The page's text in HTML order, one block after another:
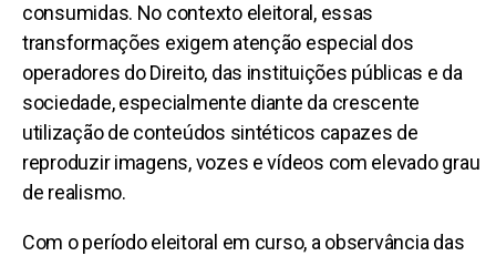
consumidas. No contexto eleitoral, essas
transformações exigem atenção especial dos
operadores do Direito, das instituições públicas e da
sociedade, especialmente diante da crescente
utilização de conteúdos sintéticos capazes de
reproduzir imagens, vozes e vídeos com elevado grau
de realismo.
Com o período eleitoral em curso, a observância das